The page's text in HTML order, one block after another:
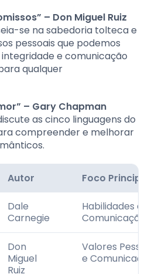
– Don Miguel Ruiz
se na sabedoria tolteca e
pessoais que podemos
e comunicação
qualquer
– Gary Chapman
as cinco linguagens do
compreender e melhorar
Autor Foco
Dale
Carnegie
Habilidades de
Comunicação
Don
Miguel
Ruiz
Valores
e